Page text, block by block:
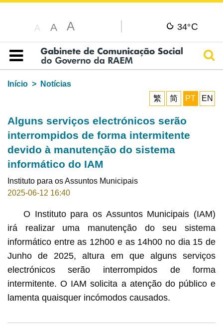
A A A 34°C
Índice
Início
Notícias
繁
简 PT EN
Alguns serviços electrónicos serão
interrompidos de forma intermitente
devido à manutenção do sistema
informático do IAM
Instituto para os Assuntos Municipais
2025-06-12 16:40
O Instituto para os Assuntos Municipais (IAM)
irá realizar uma manutenção do seu sistema
informático entre as 12h00 e as 14h00 no dia 15 de
Junho de 2025, altura em que alguns serviços
electrónicos serão interrompidos de forma
intermitente. O IAM solicita a atenção do público e
lamenta quaisquer incómodos causados.